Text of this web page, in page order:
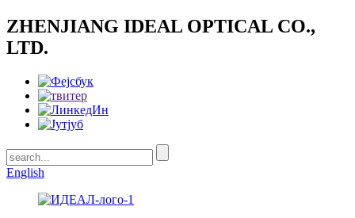
ZHENJIANG IDEAL OPTICAL CO.,
LTD.
English